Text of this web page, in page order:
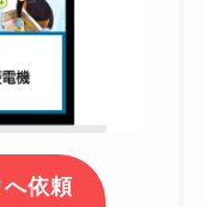
依頼